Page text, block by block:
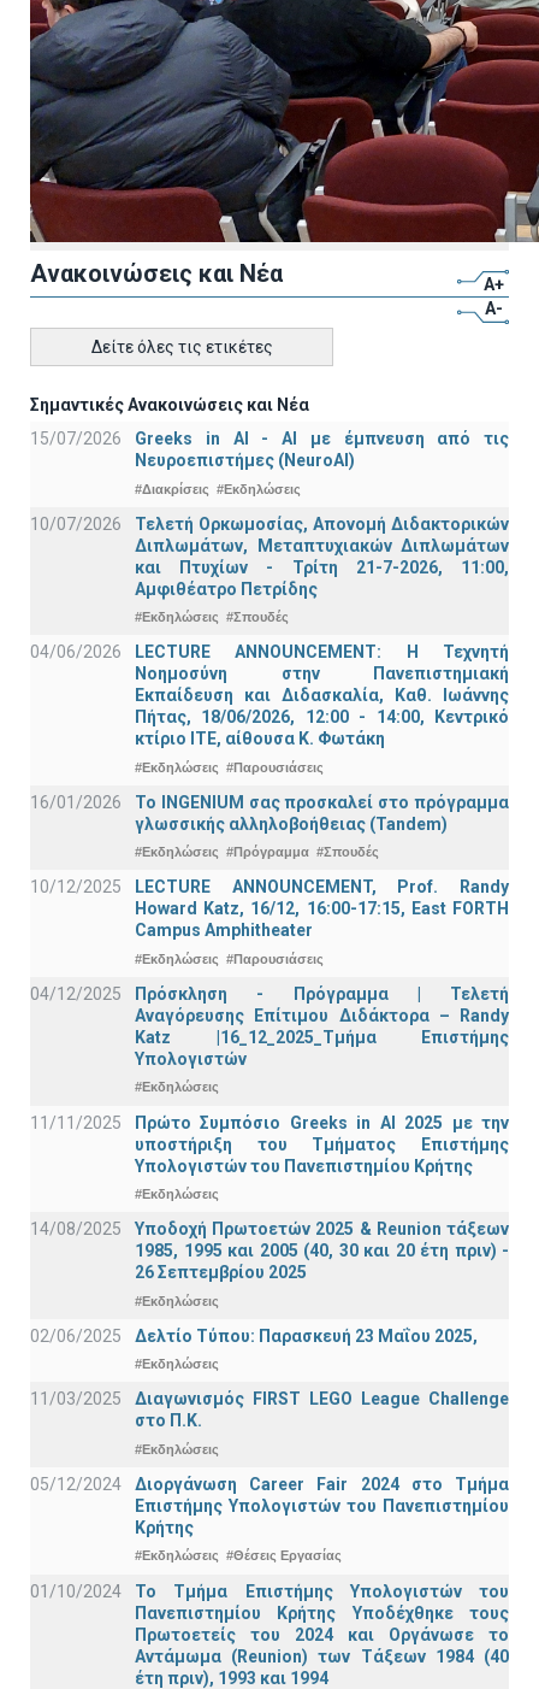
Ανακοινώσεις και Νέα
A+
A-
Δείτε όλες τις ετικέτες
Σημαντικές Ανακοινώσεις και Νέα
15/07/2026
Greeks in AI - ΑΙ με έμπνευση από τις
Νευροεπιστήμες (NeuroAI)
#Διακρίσεις #Εκδηλώσεις
10/07/2026
Τελετή Ορκωμοσίας, Απονομή Διδακτορικών
Διπλωμάτων, Μεταπτυχιακών Διπλωμάτων
και Πτυχίων - Τρίτη 21-7-2026, 11:00,
Αμφιθέατρο Πετρίδης
#Εκδηλώσεις #Σπουδές
04/06/2026
LECTURE ANNOUNCEMENT: Η Τεχνητή
Νοημοσύνη στην Πανεπιστημιακή
Εκπαίδευση και Διδασκαλία, Καθ. Ιωάννης
Πήτας, 18/06/2026, 12:00 - 14:00, Κεντρικό
κτίριο ΙΤΕ, αίθουσα Κ. Φωτάκη
#Εκδηλώσεις #Παρουσιάσεις
16/01/2026
Το INGENIUM σας προσκαλεί στο πρόγραμμα
γλωσσικής αλληλοβοήθειας (Tandem)
#Εκδηλώσεις #Πρόγραμμα #Σπουδές
10/12/2025
LECTURE ANNOUNCEMENT, Prof. Randy
Howard Katz, 16/12, 16:00-17:15, East FORTH
Campus Amphitheater
#Εκδηλώσεις #Παρουσιάσεις
04/12/2025
Πρόσκληση - Πρόγραμμα | Τελετή
Αναγόρευσης Επίτιμου Διδάκτορα – Randy
Katz |16_12_2025_Τμήμα Επιστήμης
Υπολογιστών
#Εκδηλώσεις
11/11/2025
Πρώτο Συμπόσιο Greeks in AI 2025 με την
υποστήριξη του Τμήματος Επιστήμης
Υπολογιστών του Πανεπιστημίου Κρήτης
#Εκδηλώσεις
14/08/2025
Υποδοχή Πρωτοετών 2025 & Reunion τάξεων
1985, 1995 και 2005 (40, 30 και 20 έτη πριν) -
26 Σεπτεμβρίου 2025
#Εκδηλώσεις
02/06/2025 Δελτίο Τύπου: Παρασκευή 23 Μαΐου 2025,
#Εκδηλώσεις
11/03/2025
Διαγωνισμός FIRST LEGO League Challenge
στο Π.Κ.
#Εκδηλώσεις
05/12/2024
Διοργάνωση Career Fair 2024 στο Τμήμα
Επιστήμης Υπολογιστών του Πανεπιστημίου
Κρήτης
#Εκδηλώσεις #Θέσεις Εργασίας
01/10/2024
Το Τμήμα Επιστήμης Υπολογιστών του
Πανεπιστημίου Κρήτης Υποδέχθηκε τους
Πρωτοετείς του 2024 και Οργάνωσε το
Αντάμωμα (Reunion) των Τάξεων 1984 (40
έτη πριν), 1993 και 1994